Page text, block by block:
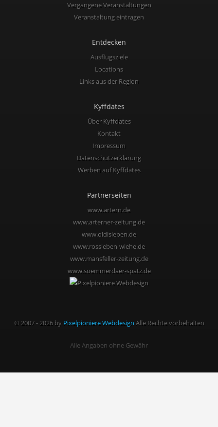
Vergangene Veranstaltungen
Veranstaltung eintragen
Entdecken
Ausflugsziele
Locations
Links aus der Region
Kyffdates
Über Kyffdates
Kontakt
Impressum
Datenschutzerklärung
Werben auf Kyffdates
Partnerseiten
www.artern.de
www.arterner-zeitung.de
www.oldisleben.de
www.rossleben-wiehe.de
www.mansfeller-zeitung.de
www.soemmerdaer-spatz.de
© 2007 - 2026 by Pixelpioniere Webdesign Alle Rechte vorbehalten
Alle Angaben ohne Gewähr